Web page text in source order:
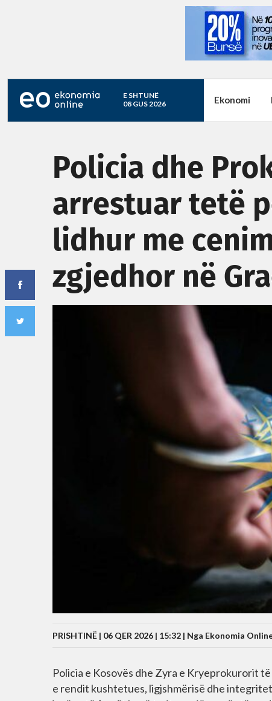
E SHTUNË
08 GUS 2026
Ekonomi
Policia dhe
arrestuar tetë
lidhur me
zgjedhor në
PRISHTINË | 06 QER 2026 | 15:32 | Nga Ekonomia
Policia e Kosovës dhe Zyra e Kryeprokurorit
e rendit kushtetues, ligjshmërisë dhe